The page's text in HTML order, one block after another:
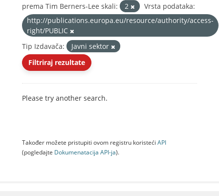
prema Tim Berners-Lee skali:
2
Vrsta podataka:
http://publications.europa.eu/resource/authority/access-
right/PUBLIC
Tip Izdavača:
Javni sektor
Filtriraj rezultate
Please try another search.
Također možete pristupiti ovom registru koristeći API
(pogledajte Dokumenаtаcijа API-jа).